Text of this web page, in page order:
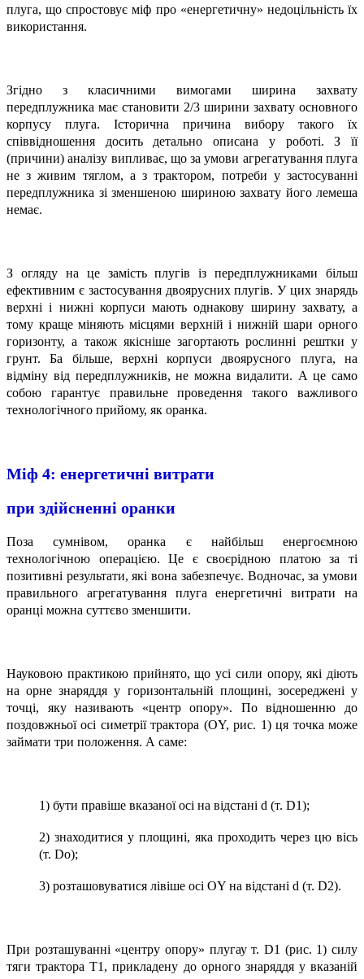
плуга, що спростовує міф про «енергетичну» недоцільність їх
використання.
Згідно з класичними вимогами ширина захвату
передплужника має становити 2/3 ширини захвату основного
корпусу плуга. Історична причина вибору такого їх
співвідношення досить детально описана у роботі. З її
(причини) аналізу випливає, що за умови агрегатування плуга
не з живим тяглом, а з трактором, потреби у застосуванні
передплужника зі зменшеною шириною захвату його лемеша
немає.
З огляду на це замість плугів із передплужниками більш
ефективним є застосування двоярусних плугів. У цих знарядь
верхні і нижні корпуси мають однакову ширину захвату, а
тому краще міняють місцями верхній і нижній шари орного
горизонту, а також якісніше загортають рослинні рештки у
грунт. Ба більше, верхні корпуси двоярусного плуга, на
відміну від передплужників, не можна видалити. А це само
собою гарантує правильне проведення такого важливого
технологічного прийому, як оранка.
Міф 4: енергетичні витрати
при здійсненні оранки
Поза сумнівом, оранка є найбільш енергоємною
технологічною операцією. Це є своєрідною платою за ті
позитивні результати, які вона забезпечує. Водночас, за умови
правильного агрегатування плуга енергетичні витрати на
оранці можна суттєво зменшити.
Науковою практикою прийнято, що усі сили опору, які діють
на орне знаряддя у горизонтальній площині, зосереджені у
точці, яку називають «центр опору». По відношенню до
поздовжньої осі симетрії трактора (OY, рис. 1) ця точка може
займати три положення. А саме:
1) бути правіше вказаної осі на відстані d (т. D1);
2) знаходитися у площині, яка проходить через цю вісь
(т. Dо);
3) розташовуватися лівіше осі ОY на відстані d (т. D2).
При розташуванні «центру опору» плугау т. D1 (рис. 1) силу
тяги трактора Т1, прикладену до орного знаряддя у вказаній